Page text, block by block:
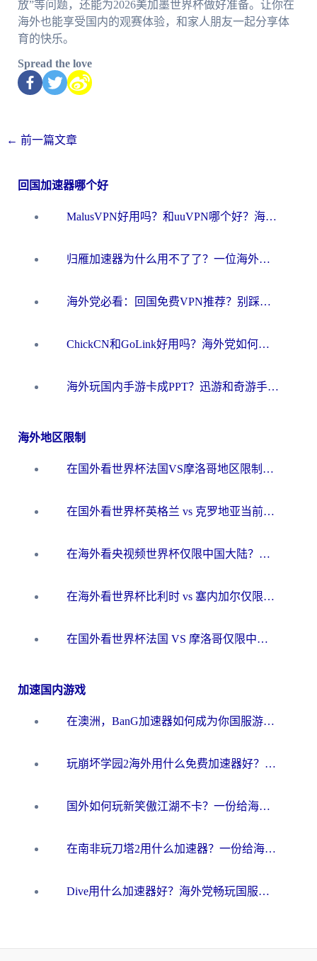
放”等问题，还能为2026美加墨世界杯做好准备。让你在
海外也能享受国内的观赛体验，和家人朋友一起分享体
育的快乐。
Spread the love
← 前一篇文章
回国加速器哪个好
MalusVPN好用吗？和uuVPN哪个好？海外党无缝访问国内资源的真实对比与选择指南
归雁加速器为什么用不了了？一位海外游子的真实困惑与技术解答
海外党必看：回国免费VPN推荐？别踩坑！教你选对加速器无缝刷国内资源
ChickCN和GoLink好用吗？海外党如何选对回国加速器
海外玩国内手游卡成PPT？迅游和奇游手游哪个好？一篇讲透回国加速器怎么选
海外地区限制
在国外看世界杯法国VS摩洛哥地区限制？这篇指南让你流畅看中文解说无压力
在国外看世界杯英格兰 vs 克罗地亚当前地区不可播放？这篇指南帮你搞定所有海外观赛难题
在海外看央视频世界杯仅限中国大陆？这篇指南帮你解锁中文解说+无卡顿直播
在海外看世界杯比利时 vs 塞内加尔仅限中国大陆？我找到了最流畅的中文解说之路
在国外看世界杯法国 VS 摩洛哥仅限中国大陆？海外党这样看中文解说赛事不卡顿
加速国内游戏
在澳洲，BanG加速器如何成为你国服游戏的“时光机”？
玩崩坏学园2海外用什么免费加速器好？2026海外党亲测国服游戏加速指南
国外如何玩新笑傲江湖不卡？一份给海外游子的终极网络指南
在南非玩刀塔2用什么加速器？一份给海外游子的终极生存指南
Dive用什么加速器好？海外党畅玩国服游戏的终极避坑指南